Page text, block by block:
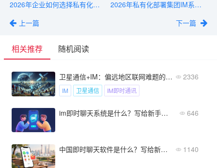
2026年企业如何选择私有化安全聊天软件：一份核心评估清单
上一篇
2026年私有化部署集团IM系统选型攻略：四大厂商核心能力对比解析
下一篇
相关推荐 随机阅读
卫星通信+IM：偏远地区联网难题的“终极解法”要来了？ 2336
IM 卫星通信 IM即时通讯
im即时聊天系统是什么？写给新手的通俗易懂解释 646
中国即时聊天软件是什么？写给新手的一篇最通俗易懂的解释 1140